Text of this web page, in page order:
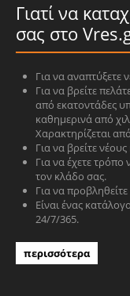
Γιατί να
σας στο
Για να αναπτύξετε
Για να βρείτε
από εκατοντάδες
καθημερινά από
Χαρακτηρίζεται
Για να βρείτε
Για να έχετε
τον κλάδο σας.
Για να
Είναι ένας
24/7/365.
περισσότερα